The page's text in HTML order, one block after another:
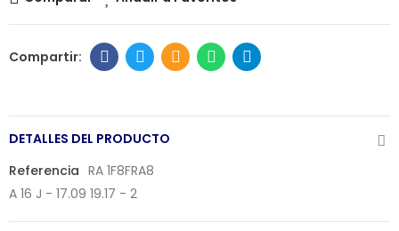
DETALLES DEL PRODUCTO
Referencia RA 1F8FRA8
A 16 J - 17.09 19.17 - 2